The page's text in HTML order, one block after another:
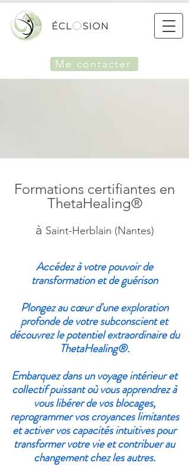
Me contacter
Formations certifiantes en
ThetaHealing®
à Saint-Herblain (Nantes)
Accédez à votre pouvoir de
transformation et de guérison
Plongez au cœur d'une exploration
profonde de votre subconscient et
découvrez le potentiel extraordinaire du
ThetaHealing®.
Embarquez dans un voyage intérieur et
collectif puissant où vous apprendrez à
vous libérer de vos blocages,
reprogrammer vos croyances limitantes
et activer vos capacités intuitives pour
transformer votre vie et contribuer au
changement chez les autres.